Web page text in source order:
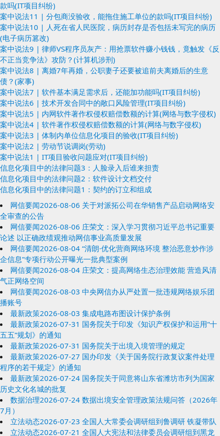
款吗(IT项目纠纷)
案中说法11 | 分包商没验收，能拖住施工单位的款吗(IT项目纠纷)
案中说法10 | 人死在省人民医院，病历封存是否包括未写完的病历
(电子病历篡改)
案中说法9 | 律师VS程序员灰产：用抢票软件赚小钱钱，竟触发《反
不正当竞争法》攻防？(计算机涉刑)
案中说法8 | 离婚7年再婚，公职妻子还要被追前夫离婚后的生意
债？(家事)
案中说法7 | 软件基本满足需求后，还能加功能吗(IT项目纠纷)
案中说法6 | 技术开发合同中的敞口风险管理(IT项目纠纷)
案中说法5 | 内网软件著作权侵权赔偿数额的计算(网络与数字侵权)
案中说法4 | 软件著作权侵权赔偿数额的计算(网络与数字侵权)
案中说法3 | 体制内单位信息化项目的验收(IT项目纠纷)
案中说法2 | 劳动节说调岗(劳动)
案中说法1 | IT项目验收问题应对(IT项目纠纷)
信息化项目中的法律问题3：人脸录入后谁来担责
信息化项目中的法律问题2：软件设计文档交付
信息化项目中的法律问题1：契约的订立和组成
网信要闻2026-08-06 关于对派拓公司在华销售产品启动网络安
全审查的公告
网信要闻2026-08-06 庄荣文：深入学习贯彻习近平总书记重要
论述 以正确政绩观推动网信事业高质量发展
网信要闻2026-08-04 “清朗·优化营商网络环境 整治恶意炒作涉
企信息”专项行动公开曝光一批典型案例
网信要闻2026-08-04 庄荣文：提高网络生态治理效能 营造风清
气正网络空间
网信要闻2026-08-03 中央网信办从严处置一批违规网络娱乐团
播账号
最新政策2026-08-03 集成电路布图设计保护条例
最新政策2026-07-31 国务院关于印发《知识产权保护和运用“十
五五”规划》的通知
最新政策2026-07-31 国务院关于出境入境管理的规定
最新政策2026-07-27 国办印发《关于国务院行政复议案件处理
程序的若干规定》的通知
最新政策2026-07-24 国务院关于同意将山东省潍坊市列为国家
历史文化名城的批复
数据治理2026-07-24 数据出境安全管理政策法规问答（2026年
7月）
立法动态2026-07-23 全国人大常委会调研组到鲁调研 铁凝带队
立法动态2026-07-21 全国人大宪法和法律委员会调研组到黑龙